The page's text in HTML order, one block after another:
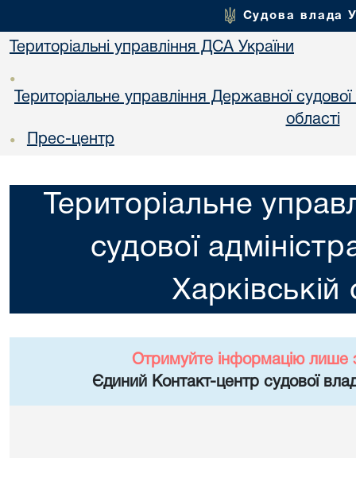
Судова влада
Територіальні управління ДСА України
•
Територіальне управління Державної судової
областi
• Прес-центр
Територіальне
судової
Харкiвській
Отримуйте інформацію лише
Єдиний Контакт-центр судової